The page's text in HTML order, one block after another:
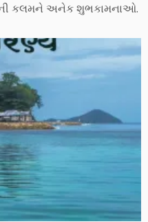
કલમને અનેક શુભકામનાઓ.